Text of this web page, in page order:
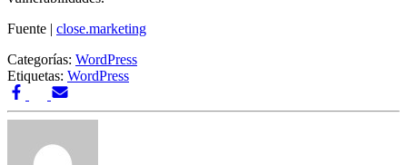
Fuente | close.marketing
Categorías: WordPress
Etiquetas: WordPress